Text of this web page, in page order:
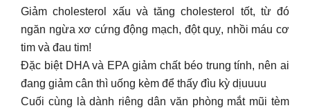
Giảm cholesterol xấu và tăng cholesterol tốt, từ đó
ngăn ngừa xơ cứng động mạch, đột quỵ, nhồi máu cơ
tim và đau tim!
Đặc biệt DHA và EPA giảm chất béo trung tính, nên ai
đang giảm cân thì uống kèm để thấy đìu kỳ dịuuuu
Cuối cùng là dành riêng dân văn phòng mắt mũi tèm